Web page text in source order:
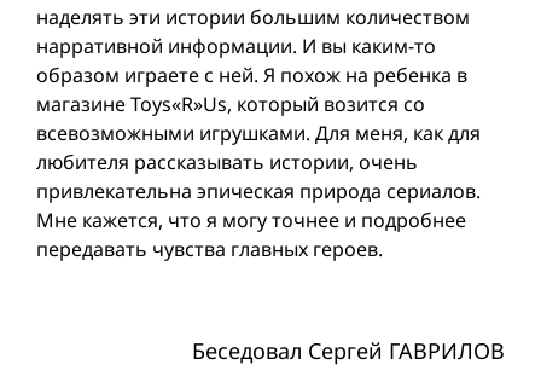
наделять эти истории большим количеством
нарративной информации. И вы каким-то
образом играете с ней. Я похож на ребенка в
магазине Toys«R»Us, который возится со
всевозможными игрушками. Для меня, как для
любителя рассказывать истории, очень
привлекательна эпическая природа сериалов.
Мне кажется, что я могу точнее и подробнее
передавать чувства главных героев.
Беседовал Сергей ГАВРИЛОВ